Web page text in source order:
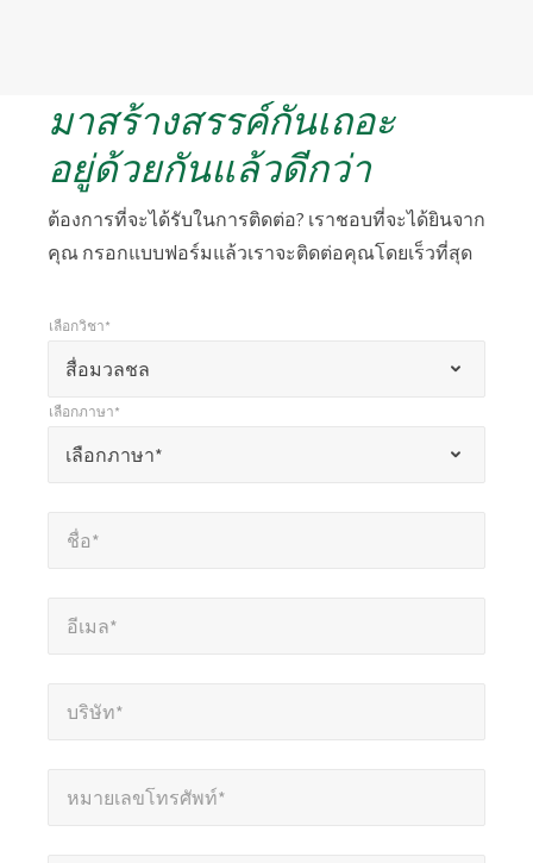
มาสร้างสรรค์กันเถอะ
อยู่ด้วยกันแล้วดีกว่า
ต้องการที่จะได้รับในการติดต่อ? เราชอบที่จะได้ยินจาก
คุณ กรอกแบบฟอร์มแล้วเราจะติดต่อคุณโดยเร็วที่สุด
เครื่องหมาย
แสดง
ถึง
สื่อมวลชล
เลือกวิชา*
เลือกภาษา*
เลือกภาษา*
ชื่อ*
อีเมล*
บริษัท*
หมายเลขโทรศัพท์*